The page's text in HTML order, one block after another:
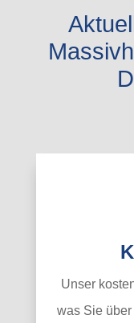
Unser
was Sie